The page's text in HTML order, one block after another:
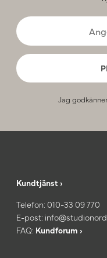
Jag
Kundtjänst ›
Telefon: 010-33 09 770
E-post:
FAQ: Kundforum ›